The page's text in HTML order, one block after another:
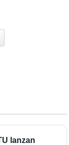
lanzan